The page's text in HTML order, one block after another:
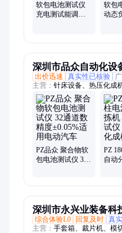
软包电池测试仪
充电测试能调控
软包
动态
深圳市品众自动化设
出价迅速
真实性已核验
主营： 针床设备、热压化成
备、锂电池化成分容、全固
容、化成分容设备、圆柱针
化成分容设备
PZ品众 聚合物软
包电池测试仪 32
PZ
自动
深圳市永兴业装备科
综合体验L0
回复及时 真
主营： 手套箱、裁片机、模